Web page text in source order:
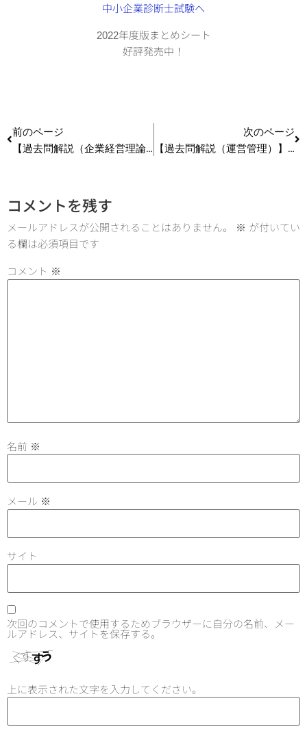
2022年度版まとめシート
好評発売中！
前のページ
【過去問解説（企業経営理論）】R1 第14問 組織学習
次のページ
【過去問解説（運営管理）】H24 第8問 物の流れ分析
コメントを残す
メールアドレスが公開されることはありません。 ※ が付いてい
る欄は必須項目です
コメント ※
名前 ※
メール ※
サイト
次回のコメントで使用するためブラウザーに自分の名前、メー
ルアドレス、サイトを保存する。
上に表示された文字を入力してください。